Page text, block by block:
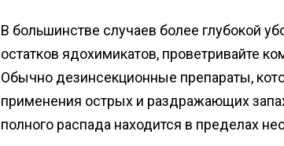
В большинстве случаев более глубокой
остатков ядохимикатов, проветривайте
Обычно дезинсекционные препараты,
применения острых и раздражающих
полного распада находится в пределах